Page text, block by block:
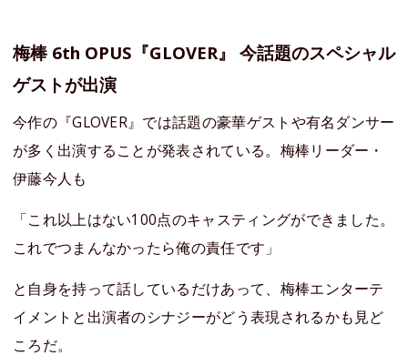
梅棒 6th OPUS『GLOVER』 今話題のスペシャル
ゲストが出演
今作の『GLOVER』では話題の豪華ゲストや有名ダンサー
が多く出演することが発表されている。梅棒リーダー・
伊藤今人も
「これ以上はない100点のキャスティングができました。
これでつまんなかったら俺の責任です」
と自身を持って話しているだけあって、梅棒エンターテ
イメントと出演者のシナジーがどう表現されるかも見ど
ころだ。